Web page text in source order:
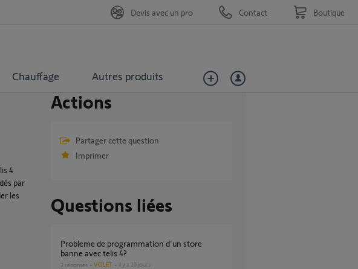
Chauffage Autres produits
Devis avec un pro Contact Boutique
4
par
les
Actions
Partager cette question
Imprimer
Questions liées
probleme de programmation d'un store
banne avec telis 4?
2 réponses VOLET il y a 10 jours